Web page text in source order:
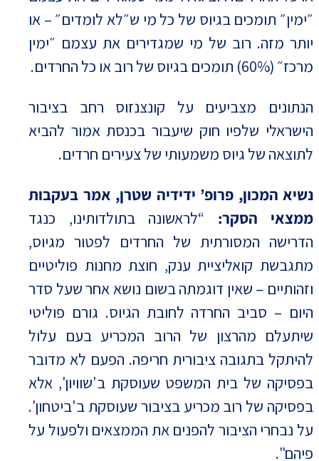
״ימין״ תומכים בגיוס של כל מי ש״לא לומדים״ – או
יותר מזה. רוב של מי שמגדירים את עצמם ״ימין
מרכז״ (60%) תומכים בגיוס של רוב או כל החרדים.
הנתונים מצביעים על קונצנזוס רחב בציבור
הישראלי שלפיו חוק שיעבור בכנסת אמור להביא
לתוצאה של גיוס משמעותי של צעירים חרדים.
נשיא המכון, פרופ’ ידידיה שטרן, אמר בעקבות
ממצאי הסקר: “לראשונה בתולדותינו, כנגד
הדרישה המסורתית של החרדים לפטור מגיוס,
מתגבשת קואליציית ענק, חוצת מחנות פוליטיים
וזהותיים – שאין דוגמתה בשום נושא אחר שעל סדר
היום – סביב החרדה לחובת הגיוס. גורם פוליטי
שיתעלם מהרצון של הרוב המכריע בעם עלול
להיתקל בתגובה ציבורית חריפה. הפעם לא מדובר
בפסיקה של בית המשפט שעוסקת ב'שוויון', אלא
בפסיקה של רוב מכריע בציבור שעוסקת ב'ביטחון'.
על נבחרי הציבור להפנים את הממצאים ולפעול על
פיהם".